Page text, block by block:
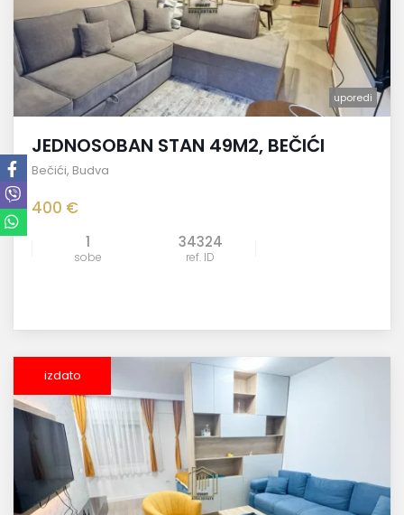
uporedi
JEDNOSOBAN STAN 49M2, BEČIĆI
Bečići, Budva
400 €
1
sobe
34324
ref. ID
izdato